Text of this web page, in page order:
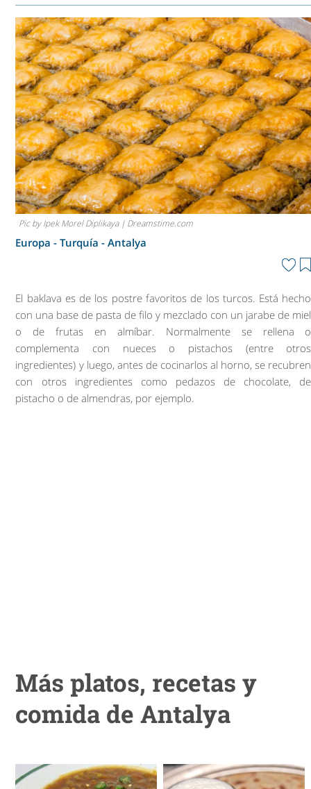
Pic by Ipek Morel Diplikaya | Dreamstime.com
Europa - Turquía -Antalya
El baklava es de los postre favoritos de los turcos. Está hecho
con una base de pasta de filo y mezclado con un jarabe de miel
o de frutas en almíbar. Normalmente se rellena o
complementa con nueces o pistachos (entre otros
ingredientes) y luego, antes de cocinarlos al horno, se recubren
con otros ingredientes como pedazos de chocolate, de
pistacho o de almendras, por ejemplo.
Más platos, recetas y
comida de Antalya